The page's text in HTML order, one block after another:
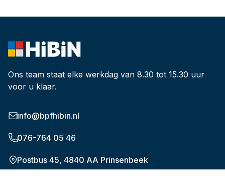
Ons team staat elke werkdag van 8.30 tot 15.30 uur
voor u klaar.
info@bpfhibin.nl
076-764 05 46
Postbus 45, 4840 AA Prinsenbeek